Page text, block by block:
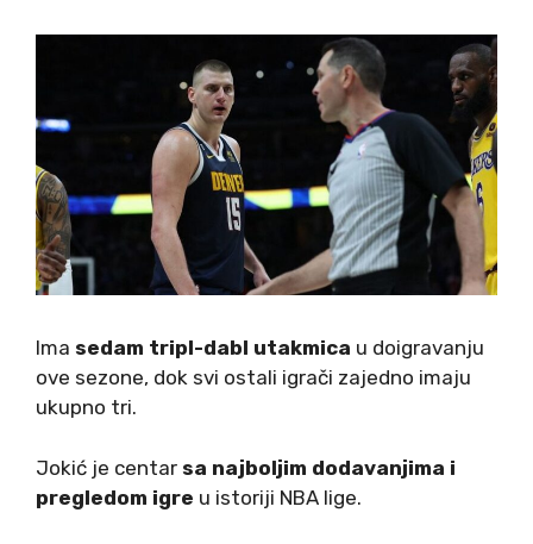
Ima sedam tripl-dabl utakmica u doigravanju
ove sezone, dok svi ostali igrači zajedno imaju
ukupno tri.
Jokić je centar sa najboljim dodavanjima i
pregledom igre u istoriji NBA lige.